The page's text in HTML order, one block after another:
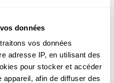
données
traitons vos données
adresse IP, en utilisant des
pour stocker et accéder
afin de diffuser des
ne l’oublie pas. Ce n’est
qui dira le contraire…